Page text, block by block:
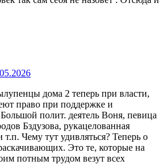
дома 2 теперь при власти,
право при поддержке и
Большой полит. деятель Воня, певица
Бздузова, рукацелованная
Чему тут удивляться? Теперь о
Это те, которые на
потным трудом везут всех